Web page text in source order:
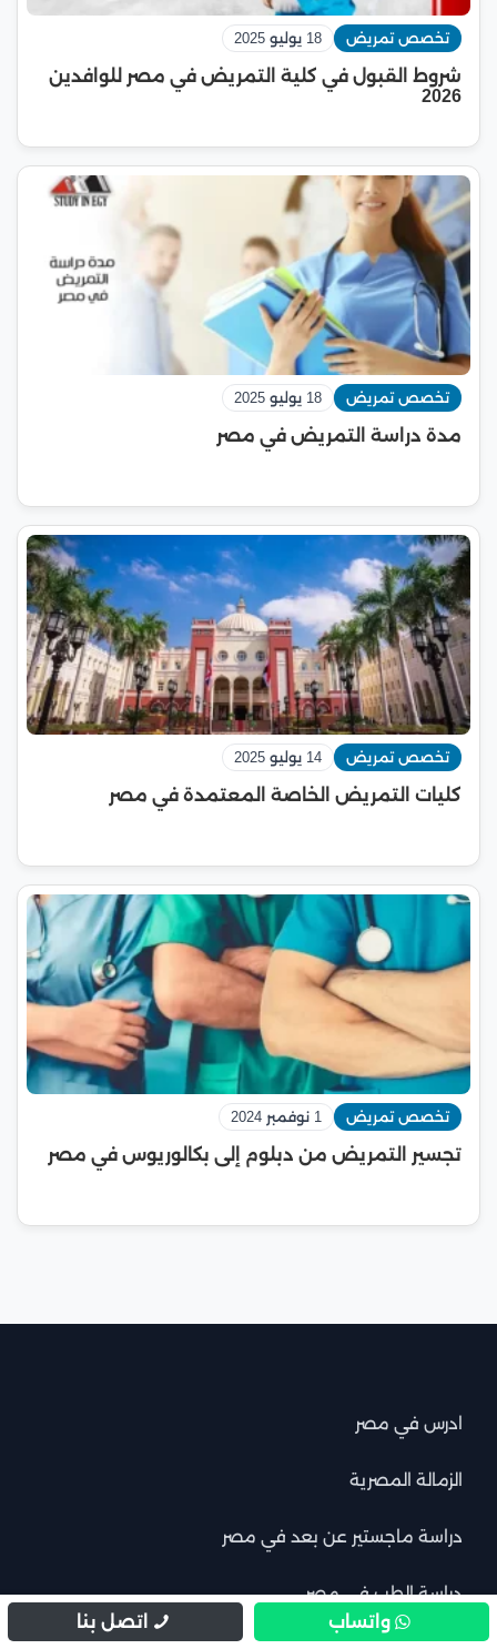
تخصص تمريض 18 يوليو 2025
شروط القبول في كلية التمريض في مصر للوافدين
2026
تخصص تمريض 18 يوليو 2025
مدة دراسة التمريض في مصر
تخصص تمريض 14 يوليو 2025
كليات التمريض الخاصة المعتمدة في مصر
تخصص تمريض 1 نوفمبر 2024
تجسير التمريض من دبلوم إلى بكالوريوس في مصر
ادرس في مصر
الزمالة المصرية
دراسة ماجستير عن بعد في مصر
دراسة الطب في مصر
واتساب اتصل بنا